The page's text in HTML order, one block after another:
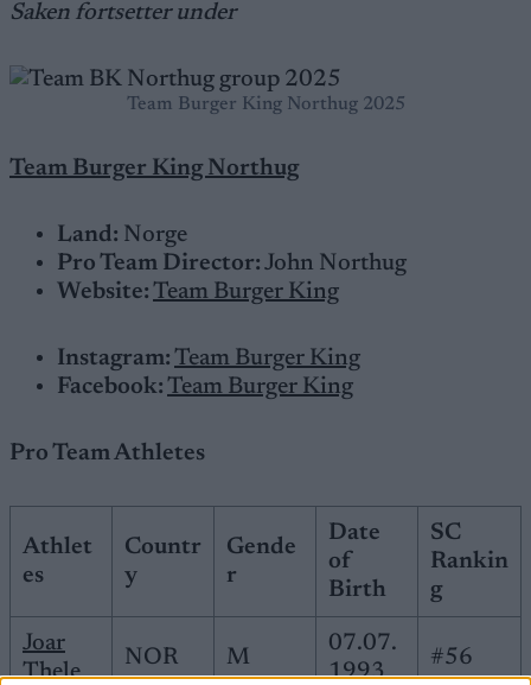
Saken fortsetter under
Team Burger King Northug 2025
Team Burger King Northug
Land: Norge
Pro Team Director: John Northug
Website: Team Burger King
Instagram: Team Burger King
Facebook: Team Burger King
Pro Team Athletes
Athlet
es
Countr
y
Gende
r
Date
of
Birth
SC
Rankin
g
Joar
Thele
NOR M
07.07.
1993
#56